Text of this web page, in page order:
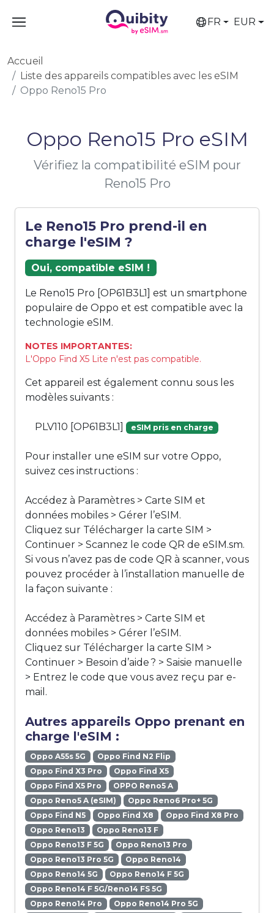
FR EUR
Accueil
Liste des appareils compatibles avec les eSIM
Oppo Reno15 Pro
Oppo Reno15 Pro eSIM
Vérifiez la compatibilité eSIM pour
Reno15 Pro
Le Reno15 Pro prend-il en
charge l'eSIM ?
Oui, compatible eSIM !
Le Reno15 Pro [OP61B3L1] est un smartphone
populaire de Oppo et est compatible avec la
technologie eSIM.
NOTES IMPORTANTES:
L'Oppo Find X5 Lite n'est pas compatible.
Cet appareil est également connu sous les
modèles suivants :
PLV110 [OP61B3L1] eSIM pris en charge
Pour installer une eSIM sur votre Oppo,
suivez ces instructions :
Accédez à Paramètres > Carte SIM et
données mobiles > Gérer l’eSIM.
Cliquez sur Télécharger la carte SIM >
Continuer > Scannez le code QR de eSIM.sm.
Si vous n’avez pas de code QR à scanner, vous
pouvez procéder à l’installation manuelle de
la façon suivante :
Accédez à Paramètres > Carte SIM et
données mobiles > Gérer l’eSIM.
Cliquez sur Télécharger la carte SIM >
Continuer > Besoin d’aide ? > Saisie manuelle
> Entrez le code que vous avez reçu par e-
mail.
Autres appareils Oppo prenant en
charge l'eSIM :
Oppo A55s 5G
Oppo Find N2 Flip
Oppo Find X3 Pro
Oppo Find X5
Oppo Find X5 Pro
OPPO Reno5 A
Oppo Reno5 A (eSIM)
Oppo Reno6 Pro+ 5G
Oppo Find N5
Oppo Find X8
Oppo Find X8 Pro
Oppo Reno13
Oppo Reno13 F
Oppo Reno13 F 5G
Oppo Reno13 Pro
Oppo Reno13 Pro 5G
Oppo Reno14
Oppo Reno14 5G
Oppo Reno14 F 5G
Oppo Reno14 F 5G/Reno14 FS 5G
Oppo Reno14 Pro
Oppo Reno14 Pro 5G